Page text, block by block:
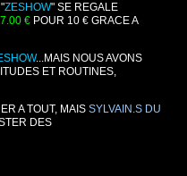
ZESHOW" SE REGALE
€ POUR 10 € GRACE A
...MAIS NOUS AVONS
ET ROUTINES,
A TOUT, MAIS SYLVAIN.S DU
DES